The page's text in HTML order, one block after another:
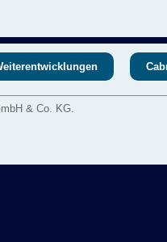
& Co. KG.